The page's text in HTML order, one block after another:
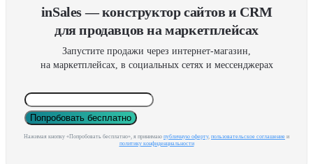
inSales — конструктор сайтов и CRM
для продавцов на маркетплейсах
Запустите продажи через интернет-магазин,
на маркетплейсах, в социальных сетях и мессенджерах
Попробовать бесплатно
Нажимая кнопку «Попробовать бесплатно», я принимаю публичную оферту, пользовательское соглашение и
политику конфиденциальности